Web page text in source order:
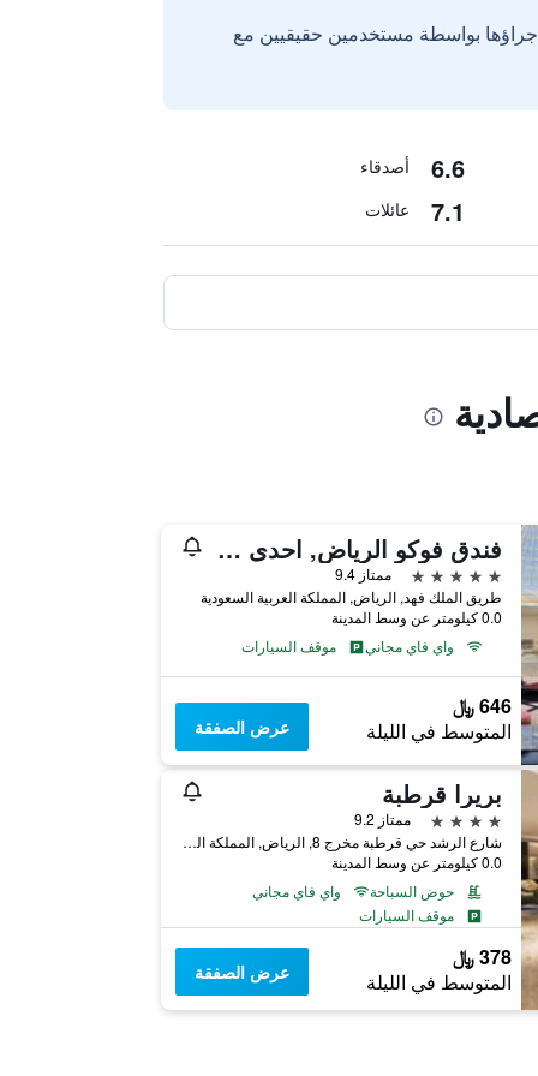
بواسطة مستخدمين حقيقيين مع
6.6 أصدقاء
7.1 عائلات
فندق فوكو الرياض, احدى فنادق مجموعة إنتركونتيننتال
5 نجوم
ممتاز 9.4
طريق الملك فهد, الرياض, المملكة العربية السعودية
0.0 كيلومتر عن وسط المدينة
واي فاي مجاني
موقف السيارات
646 ﷼
المتوسط في الليلة عرض الصفقة
بريرا قرطبة
4 نجوم
ممتاز 9.2
شارع الرشد حي قرطبة مخرج 8, الرياض, المملكة العربية السعودية
0.0 كيلومتر عن وسط المدينة
حوض السباحة
واي فاي مجاني
موقف السيارات
378 ﷼
المتوسط في الليلة عرض الصفقة